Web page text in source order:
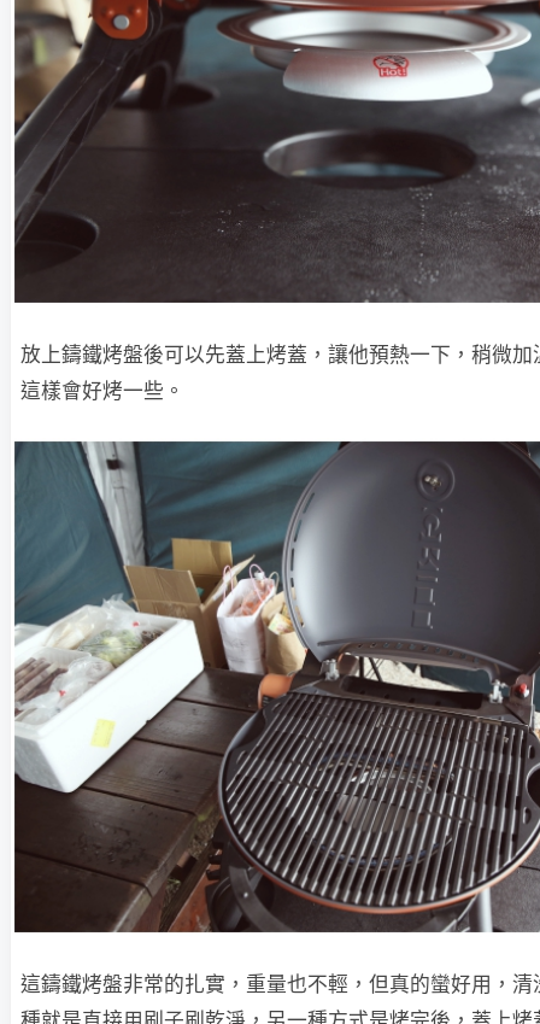
放上鑄鐵烤盤後可以先蓋上烤蓋，讓他預熱一下，稍微
這樣會好烤一些。
這鑄鐵烤盤非常的扎實，重量也不輕，但真的蠻好用，